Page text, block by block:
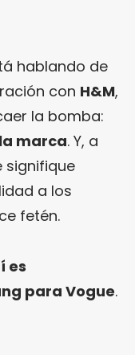
hablando de
con H&M,
la bomba:
marca. Y, a
signifique
a los
fetén.
es
para Vogue.